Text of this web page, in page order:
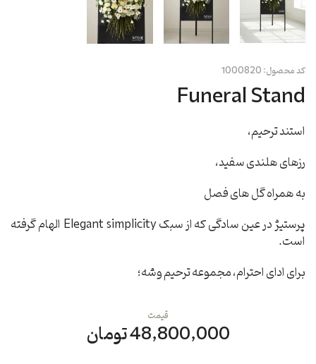
کد محصول:1000820
Funeral Stand
استند ترحیم،
رزهای هلندی سفید،
به همراه گل های فصل
پرستیژ در عین سادگی که از سبک Elegant simplicity الهام گرفته
است.
برای ادای احترام، مجموعه ترحیم وشه؛
قیمت
48,800,000 تومان